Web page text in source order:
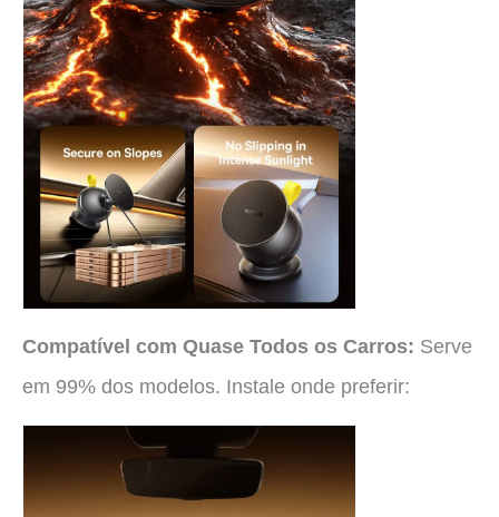
Compatível com Quase Todos os Carros: Serve
em 99% dos modelos. Instale onde preferir: